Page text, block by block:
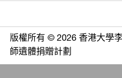
版權所有 © 2026 香港大學
師遺體捐贈計劃